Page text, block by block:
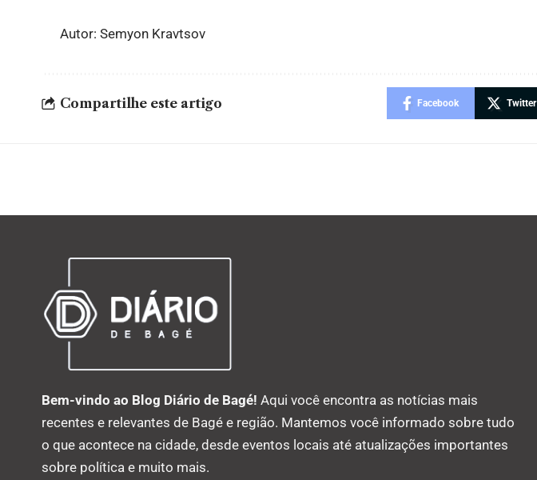
Autor: Semyon Kravtsov
Compartilhe este artigo Facebook Twitter
Bem-vindo ao Blog Diário de Bagé! Aqui você encontra as notícias mais
recentes e relevantes de Bagé e região. Mantemos você informado sobre tudo
o que acontece na cidade, desde eventos locais até atualizações importantes
sobre política e muito mais.